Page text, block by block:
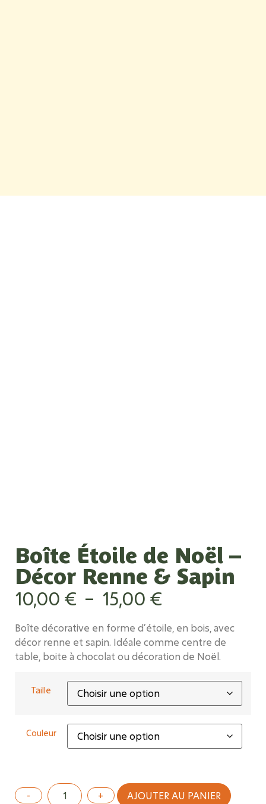
Boîte Étoile de Noël –
Décor Renne & Sapin
10,00 € – 15,00 €
Boîte décorative en forme d’étoile, en bois, avec
décor renne et sapin. Idéale comme centre de
table, boite à chocolat ou décoration de Noël.
Taille
Couleur
AJOUTER AU PANIER